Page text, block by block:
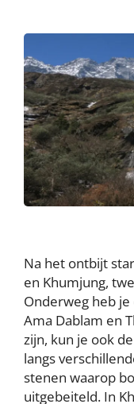
Na het ontbijt
en Khumjung,
Onderweg heb
Ama Dablam en
zijn, kun je ook
langs
stenen waarop
uitgebeiteld. In